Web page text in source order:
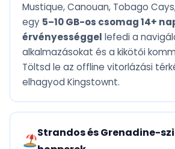
Mustique, Canouan, Tobago
egy 5–10 GB-os csomag 14+
érvényességgel lefedi a
alkalmazásokat és a kikötői
Töltsd le az offline vitorlázási
elhagyod Kingstownt.
Strandos és Grenadine-